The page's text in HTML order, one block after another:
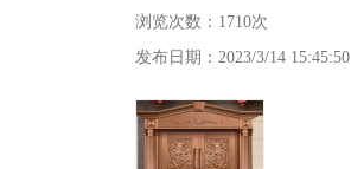
浏览次数： 1710次
发布日期： 2023/3/14 15:45:50